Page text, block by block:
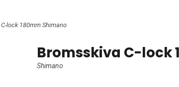
lock 180mm Shimano
Bromsskiva C-lock
Shimano